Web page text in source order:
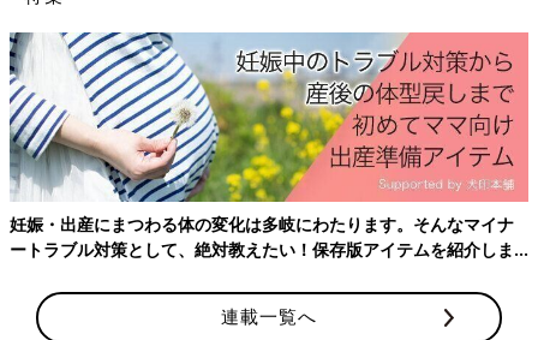
徴的な所見（臨床所見）を詳細に調べます。小さい子どもの診察
は手持ち顕微鏡でやさしく診察をし、まぶたの裏まで観察するこ
とを試みますが、嫌がってしまう場合は軽く身体を抑えて診察す
ることもあります。
確定診断には結膜をすってアレルギー反応で出てくる炎症細胞が
いるかどうかを観察する必要がありますが、侵襲性があり、一般
的には臨床像や臨床所見で判断することが多いです。
最近では涙液のアレルゲンに対する反応（涙液中総IgE）を測る
ことができるようになりましたが、涙を取る時間は数分かかるの
で、小さい子どもには行いづらい面があります。
液採取して30種類以上のアレルゲンに対する反応（血清抗原特異
的IgE値）を測ることでアレルギー素因の有無を確認することが
妊娠・出産にまつわる体の変化は多岐にわたります。そんなマイナ
ートラブル対策として、絶対教えたい！保存版アイテムを紹介しま
連載一覧へ